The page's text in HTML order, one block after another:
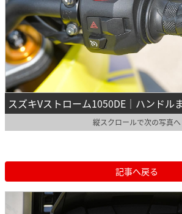
スズキVストローム1050DE｜ハンドル
縦スクロールで次の写真へ
記事へ戻る